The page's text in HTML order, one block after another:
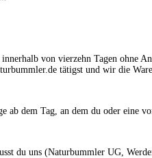
von vierzehn Tagen ohne
tätigst und wir die
ab dem Tag, an dem du oder eine
du uns (Naturbummler UG,